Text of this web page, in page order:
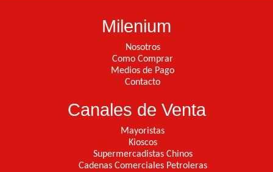
Milenium
Nosotros
Como Comprar
Medios de Pago
Contacto
Canales de Venta
Mayoristas
Kioscos
Supermercadistas Chinos
Cadenas Comerciales Petroleras